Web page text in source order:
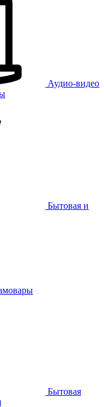
Аудио-видео
Бытовая и
Бытовая